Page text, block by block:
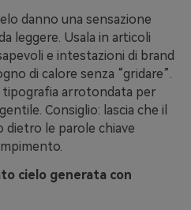
danno una sensazione
leggere. Usala in articoli
e intestazioni di brand
di calore senza “gridare”.
tipografia arrotondata per
Consiglio: lascia che il
dietro le parole chiave
cielo generata con